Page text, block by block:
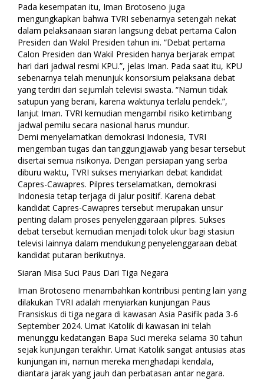
Pada kesempatan itu, Iman Brotoseno juga
mengungkapkan bahwa TVRI sebenarnya setengah nekat
dalam pelaksanaan siaran langsung debat pertama Calon
Presiden dan Wakil Presiden tahun ini. “Debat pertama
Calon Presiden dan Wakil Presiden hanya berjarak empat
hari dari jadwal resmi KPU.”, jelas Iman. Pada saat itu, KPU
sebenarnya telah menunjuk konsorsium pelaksana debat
yang terdiri dari sejumlah televisi swasta. “Namun tidak
satupun yang berani, karena waktunya terlalu pendek.”,
lanjut Iman. TVRI kemudian mengambil risiko ketimbang
jadwal pemilu secara nasional harus mundur.
Demi menyelamatkan demokrasi Indonesia, TVRI
mengemban tugas dan tanggungjawab yang besar tersebut
disertai semua risikonya. Dengan persiapan yang serba
diburu waktu, TVRI sukses menyiarkan debat kandidat
Capres-Cawapres. Pilpres terselamatkan, demokrasi
Indonesia tetap terjaga di jalur positif. Karena debat
kandidat Capres-Cawapres tersebut merupakan unsur
penting dalam proses penyelenggaraan pilpres. Sukses
debat tersebut kemudian menjadi tolok ukur bagi stasiun
televisi lainnya dalam mendukung penyelenggaraan debat
kandidat putaran berikutnya.
Siaran Misa Suci Paus Dari Tiga Negara
Iman Brotoseno menambahkan kontribusi penting lain yang
dilakukan TVRI adalah menyiarkan kunjungan Paus
Fransiskus di tiga negara di kawasan Asia Pasifik pada 3-6
September 2024. Umat Katolik di kawasan ini telah
menunggu kedatangan Bapa Suci mereka selama 30 tahun
sejak kunjungan terakhir. Umat Katolik sangat antusias atas
kunjungan ini, namun mereka menghadapi kendala,
diantara jarak yang jauh dan perbatasan antar negara.